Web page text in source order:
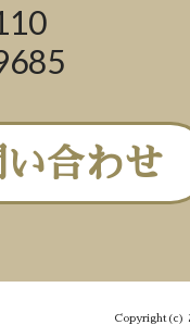
い合わせ
Copyright(c)